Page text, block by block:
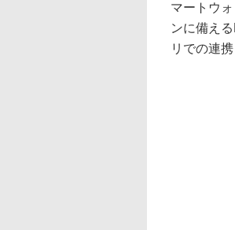
マートウ
ンに備え
リでの連